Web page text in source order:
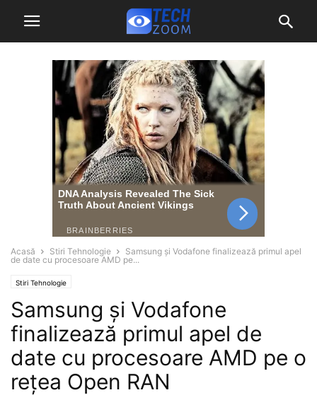
Acasă Stiri Tehnologie
Samsung și Vodafone finalizează primul apel
de date cu procesoare AMD pe...
Stiri Tehnologie
Samsung și Vodafone
finalizează primul apel de
date cu procesoare AMD pe o
rețea Open RAN